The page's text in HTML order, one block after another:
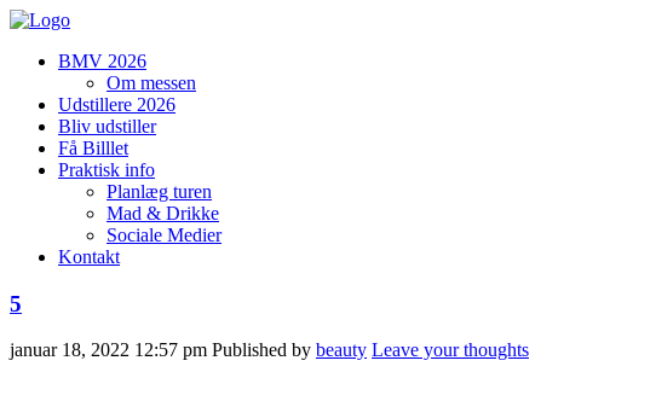
BMV 2026
Om messen
Udstillere 2026
Bliv udstiller
Få Billlet
Praktisk info
Planlæg turen
Mad & Drikke
Sociale Medier
Kontakt
5
januar 18, 2022 12:57 pm Published by beauty Leave your thoughts